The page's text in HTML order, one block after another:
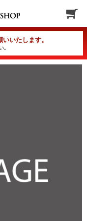
いたします。
。